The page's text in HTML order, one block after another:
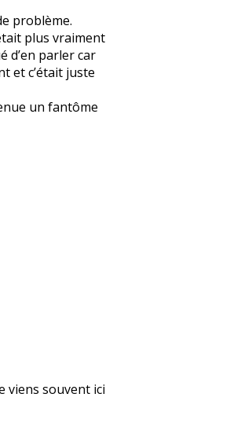
problème.
plus vraiment
d’en parler car
et c’était juste
un fantôme
viens souvent ici